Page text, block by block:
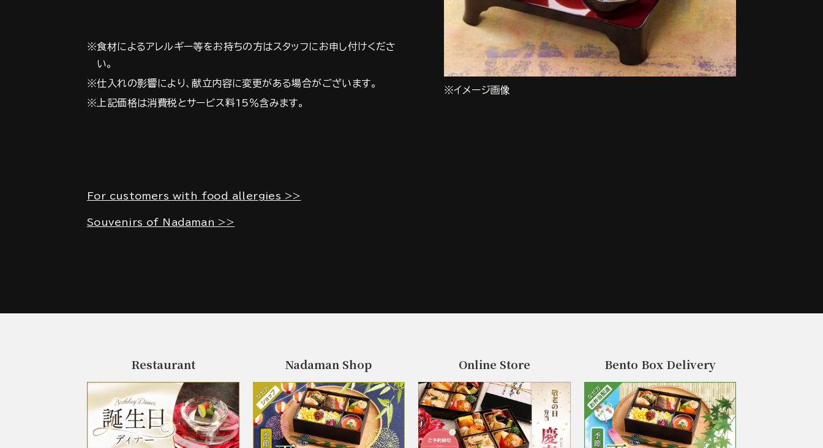
※イメージ画像
※食材によるアレルギー等をお持ちの方はスタッフにお申し付けくださ
い。
※仕入れの影響により、献立内容に変更がある場合がございます。
※上記価格は消費税とサービス料15％含みます。
For customers with food allergies >>
Souvenirs of Nadaman >>
Restaurant Nadaman Shop Online Store Bento Box Delivery